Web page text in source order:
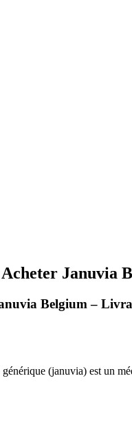
Januvia
Belgium –
(januvia) est un